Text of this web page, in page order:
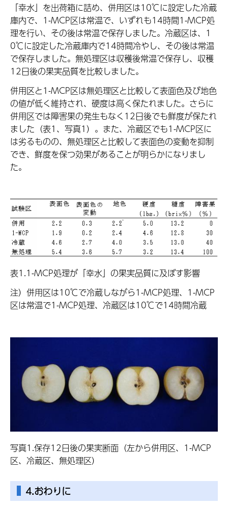
「幸水」を出荷箱に詰め、併用区は10℃に設定した冷蔵
庫内で、1-MCP区は常温で、いずれも14時間1-MCP処
理を行い、その後は常温で保存しました。冷蔵区は、1
0℃に設定した冷蔵庫内で14時間冷やし、その後は常温
で保存しました。無処理区は収穫後常温で保存し、収穫
12日後の果実品質を比較しました。
併用区と1-MCP区は無処理区と比較して表面色及び地色
の値が低く維持され、硬度は高く保たれました。さらに
併用区では障害果の発生もなく12日後でも鮮度が保たれ
ました（表1、写真1）。また、冷蔵区でも1-MCP区に
は劣るものの、無処理区と比較して表面色の変動を抑制
でき、鮮度を保つ効果があることが明らかになりまし
た。
表1.1-MCP処理が「幸水」の果実品質に及ぼす影響
注）併用区は10℃で冷蔵しながら1-MCP処理、1-MCP
区は常温で1-MCP処理、冷蔵区は10℃で14時間冷蔵
写真1.保存12日後の果実断面（左から併用区、1-MCP
区、冷蔵区、無処理区）
4.おわりに